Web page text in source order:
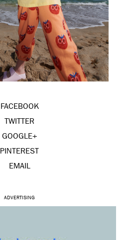
FACEBOOK
TWITTER
GOOGLE+
PINTEREST
EMAIL
ADVERTISING